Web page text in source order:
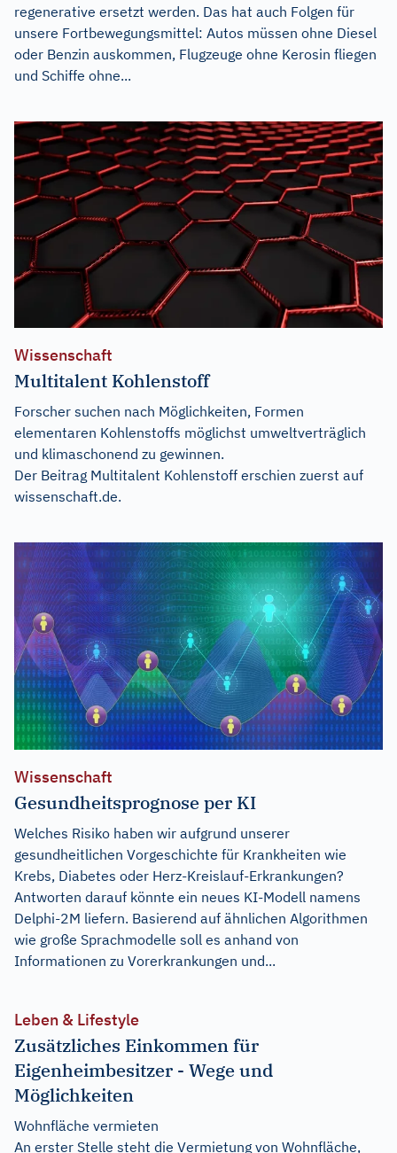
regenerative ersetzt werden. Das hat auch Folgen für
unsere Fortbewegungsmittel: Autos müssen ohne Diesel
oder Benzin auskommen, Flugzeuge ohne Kerosin fliegen
und Schiffe ohne...
Wissenschaft
Multitalent Kohlenstoff
Forscher suchen nach Möglichkeiten, Formen
elementaren Kohlenstoffs möglichst umweltverträglich
und klimaschonend zu gewinnen.
Der Beitrag Multitalent Kohlenstoff erschien zuerst auf
wissenschaft.de.
Wissenschaft
Gesundheitsprognose per KI
Welches Risiko haben wir aufgrund unserer
gesundheitlichen Vorgeschichte für Krankheiten wie
Krebs, Diabetes oder Herz-Kreislauf-Erkrankungen?
Antworten darauf könnte ein neues KI-Modell namens
Delphi-2M liefern. Basierend auf ähnlichen Algorithmen
wie große Sprachmodelle soll es anhand von
Informationen zu Vorerkrankungen und...
Leben & Lifestyle
Zusätzliches Einkommen für
Eigenheimbesitzer - Wege und
Möglichkeiten
Wohnfläche vermieten
An erster Stelle steht die Vermietung von Wohnfläche,